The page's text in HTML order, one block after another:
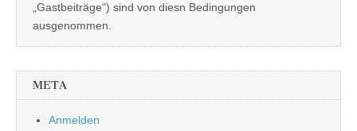
„Gastbeiträge“) sind von diesn Bedingungen
ausgenommen.
META
Anmelden